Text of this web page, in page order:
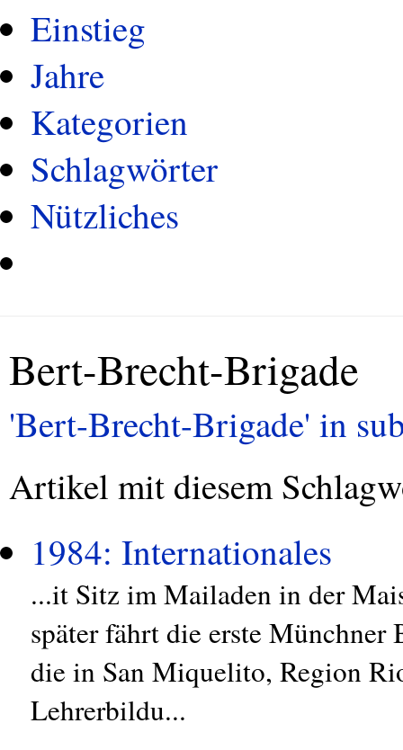
Einstieg
Jahre
Kategorien
Schlagwörter
Nützliches
Bert-Brecht-Brigade
'Bert-Brecht-Brigade' in
Artikel mit diesem
1984: Internationales
...it Sitz im Mailaden in der
später fährt die erste
die in San Miquelito, Region
Lehrerbildu...